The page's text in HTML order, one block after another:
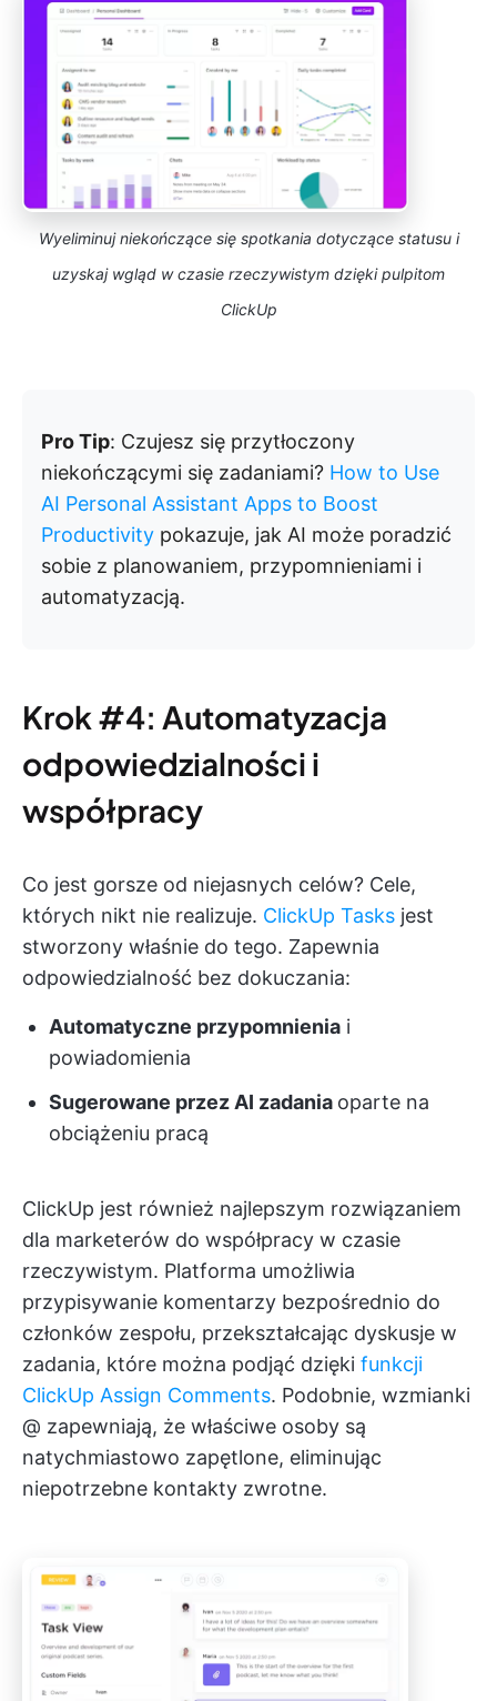
Wyeliminuj niekończące się spotkania dotyczące statusu i
uzyskaj wgląd w czasie rzeczywistym dzięki pulpitom
ClickUp
Pro Tip: Czujesz się przytłoczony
niekończącymi się zadaniami? How to Use
AI Personal Assistant Apps to Boost
Productivity pokazuje, jak AI może poradzić
sobie z planowaniem, przypomnieniami i
automatyzacją.
Krok #4: Automatyzacja
odpowiedzialności i
współpracy
Co jest gorsze od niejasnych celów? Cele,
których nikt nie realizuje. ClickUp Tasks jest
stworzony właśnie do tego. Zapewnia
odpowiedzialność bez dokuczania:
Automatyczne przypomnienia i
powiadomienia
Sugerowane przez AI zadania oparte na
obciążeniu pracą
ClickUp jest również najlepszym rozwiązaniem
dla marketerów do współpracy w czasie
rzeczywistym. Platforma umożliwia
przypisywanie komentarzy bezpośrednio do
członków zespołu, przekształcając dyskusje w
zadania, które można podjąć dzięki funkcji
ClickUp Assign Comments. Podobnie, wzmianki
@ zapewniają, że właściwe osoby są
natychmiastowo zapętlone, eliminując
niepotrzebne kontakty zwrotne.